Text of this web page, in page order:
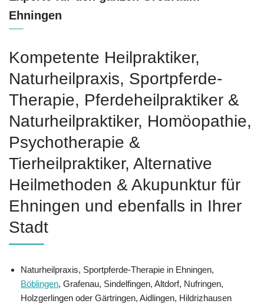
Ehningen
Kompetente Heilpraktiker,
Naturheilpraxis, Sportpferde-
Therapie, Pferdeheilpraktiker &
Naturheilpraktiker, ‎Homöopathie,
‎Psychotherapie &
‎Tierheilpraktiker, Alternative
Heilmethoden & Akupunktur für
Ehningen und ebenfalls in Ihrer
Stadt
Naturheilpraxis, Sportpferde-Therapie in Ehningen,
Böblingen, Grafenau, Sindelfingen, Altdorf, Nufringen,
Holzgerlingen oder Gärtringen, Aidlingen, Hildrizhausen